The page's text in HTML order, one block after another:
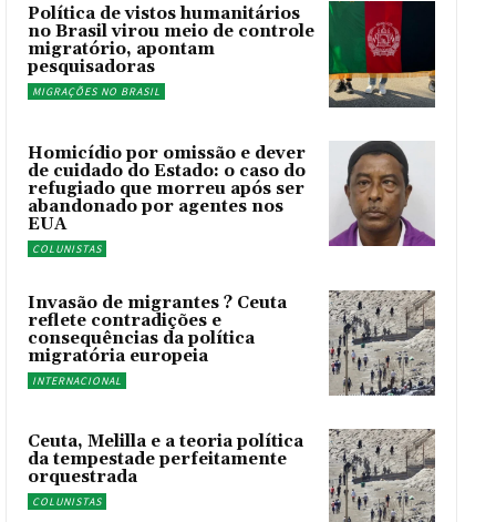
Política de vistos humanitários
no Brasil virou meio de controle
migratório, apontam
pesquisadoras
MIGRAÇÕES NO BRASIL
Homicídio por omissão e dever
de cuidado do Estado: o caso do
refugiado que morreu após ser
abandonado por agentes nos
EUA
COLUNISTAS
Invasão de migrantes ? Ceuta
reflete contradições e
consequências da política
migratória europeia
INTERNACIONAL
Ceuta, Melilla e a teoria política
da tempestade perfeitamente
orquestrada
COLUNISTAS